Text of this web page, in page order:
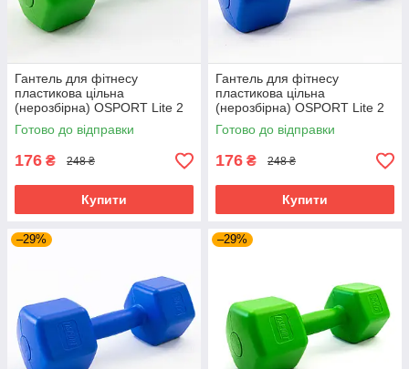
Гантель для фітнесу
пластикова цільна
(нерозбірна) OSPORT Lite 2
кг (OF-0115) Зелений
Готово до відправки
176 ₴ 248 ₴
Купити
Гантель для фітнесу
пластикова цільна
(нерозбірна) OSPORT Lite 2
кг (OF-0115) Синій
Готово до відправки
176 ₴ 248 ₴
Купити
–29% –29%